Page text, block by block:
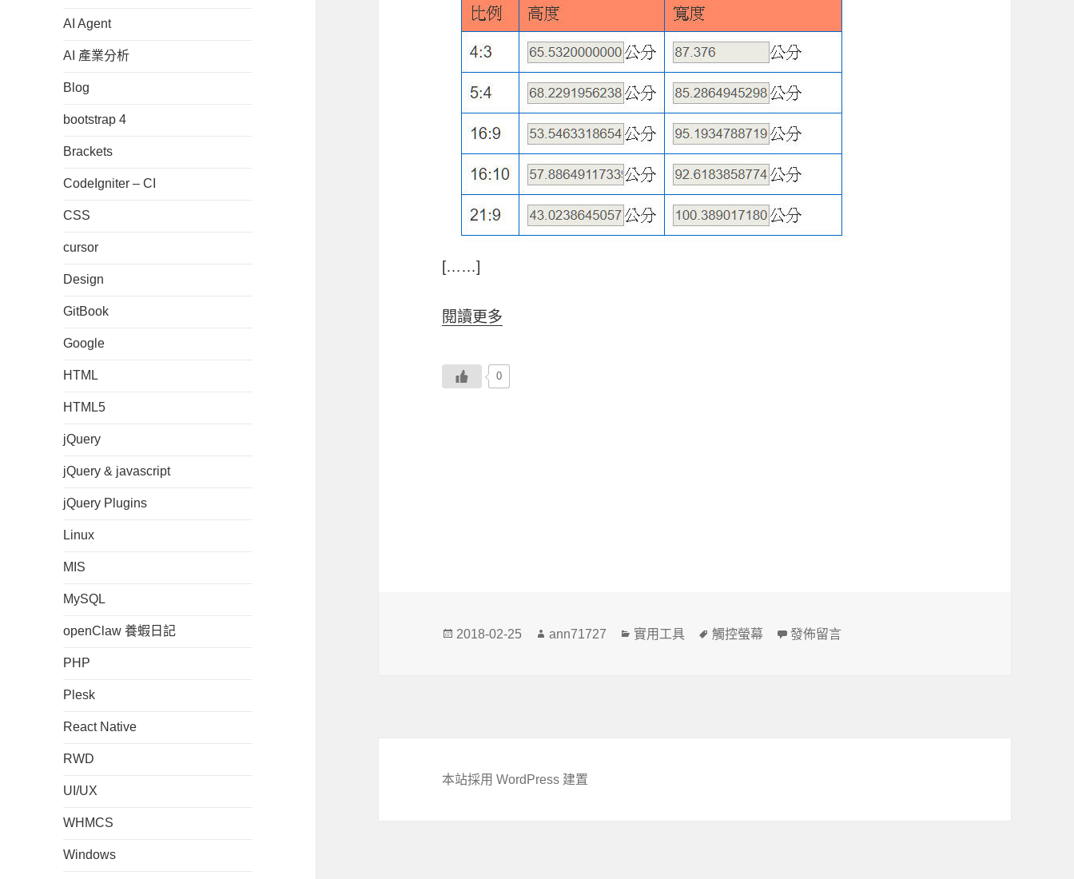
AI Agent
AI 產業分析
Blog
bootstrap 4
Brackets
CodeIgniter – CI
CSS
cursor
Design
GitBook
Google
HTML
HTML5
jQuery
jQuery & javascript
jQuery Plugins
Linux
MIS
MySQL
openClaw 養蝦日記
PHP
Plesk
React Native
RWD
UI/UX
WHMCS
Windows
[……]
閱讀更多
0
發
2018-02-25
作
ann71727
分
實用工具
標
觸控螢幕 在〈螢幕尺寸換算，可用於電子看版、觸控螢幕〉
發佈留言
本站採用 WordPress 建置